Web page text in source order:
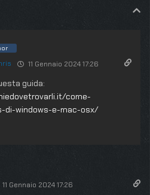
11 Gennaio 2024 17:26
guida:
come-
di-windows-e-mac-osx/
11 Gennaio 2024 17:26